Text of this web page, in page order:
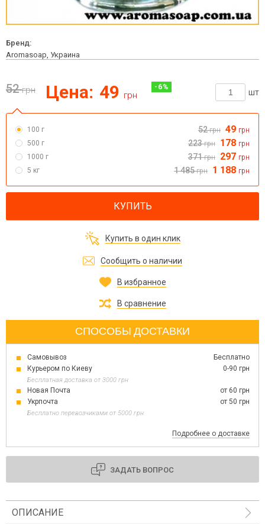
Бренд:
Aromasoap, Украина
52 грн Цена: 49 грн
- 6%
шт
100 г 52 грн 49 грн
500 г
223 грн 178 грн
1000 г
371 грн 297 грн
5 кг
1 485 грн 1 188 грн
КУПИТЬ
Купить в один клик
Сообщить о наличии
В избранное
В сравнение
СПОСОБЫ ДОСТАВКИ
Самовывоз
Бесплатно
Курьером по Киеву
0-90 грн
Бесплатная доставка от 3000 грн
Новая Почта
от 60 грн
Укрпочта
от 50 грн
Бесплатно перевозчиками от 5000 грн
Подробнее о доставке
ЗАДАТЬ ВОПРОС
ОПИСАНИЕ